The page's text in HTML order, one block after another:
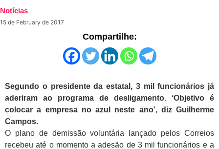
Notícias
15 de February de 2017
Compartilhe:
Segundo o presidente da estatal, 3 mil funcionários já
aderiram ao programa de desligamento. ‘Objetivo é
colocar a empresa no azul neste ano’, diz Guilherme
Campos.
O plano de demissão voluntária lançado pelos Correios
recebeu até o momento a adesão de 3 mil funcionários e a